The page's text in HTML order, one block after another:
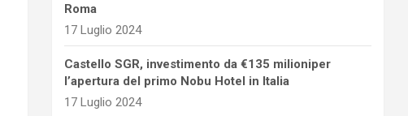
Roma
17 Luglio 2024
Castello SGR, investimento da €135 milioniper
l’apertura del primo Nobu Hotel in Italia
17 Luglio 2024